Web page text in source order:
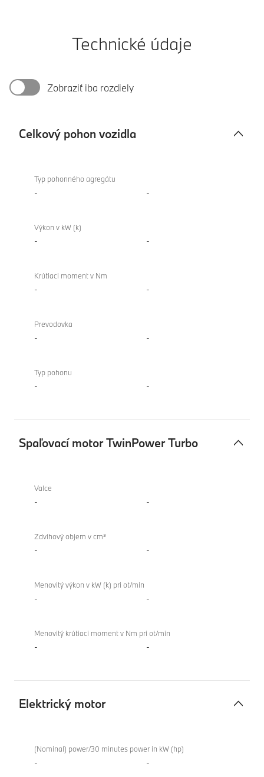
Technické údaje
Zobraziť iba rozdiely
Celkový pohon vozidla
pohon
vozidla
XM
Label
Typ pohonného agregátu
- -
Výkon v kW (k)
- -
Krútiaci moment v Nm
- -
Prevodovka
- -
Typ pohonu
- -
Spaľovací motor TwinPower Turbo
motor
TwinPower
XM
Label
Valce
- -
Zdvihový objem v cm³
- -
Menovitý výkon v kW (k) pri ot/min
- -
Menovitý krútiaci moment v Nm pri ot/min
- -
Elektrický motor
motor
XM
Label
(Nominal) power/30 minutes power in kW (hp)
- -